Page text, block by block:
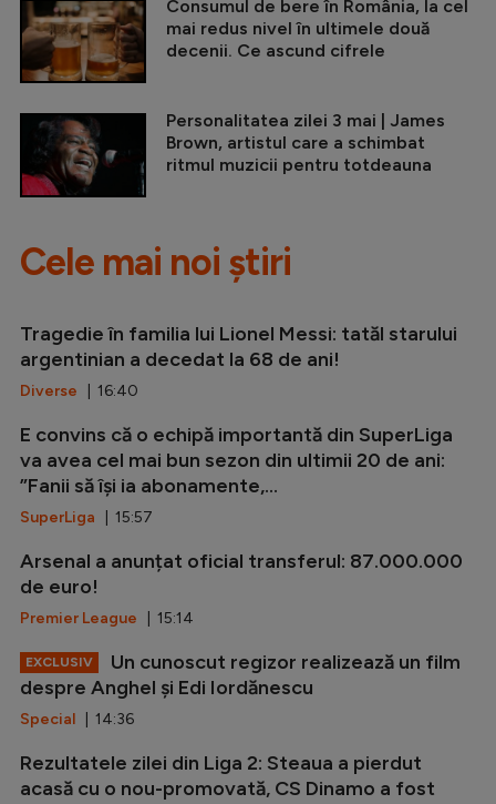
Consumul de bere în România, la cel
mai redus nivel în ultimele două
decenii. Ce ascund cifrele
Personalitatea zilei 3 mai | James
Brown, artistul care a schimbat
ritmul muzicii pentru totdeauna
Cele mai noi știri
Tragedie în familia lui Lionel Messi: tatăl starului
argentinian a decedat la 68 de ani!
Diverse | 16:40
E convins că o echipă importantă din SuperLiga
va avea cel mai bun sezon din ultimii 20 de ani:
”Fanii să își ia abonamente,...
SuperLiga | 15:57
Arsenal a anunțat oficial transferul: 87.000.000
de euro!
Premier League | 15:14
EXCLUSIV
Un cunoscut regizor realizează un film
despre Anghel și Edi Iordănescu
Special | 14:36
Rezultatele zilei din Liga 2: Steaua a pierdut
acasă cu o nou-promovată, CS Dinamo a fost